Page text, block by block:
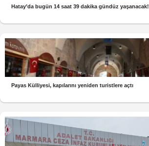
Hatay’da bugün 14 saat 39 dakika gündüz yaşanacak!
Payas Külliyesi, kapılarını yeniden turistlere açtı